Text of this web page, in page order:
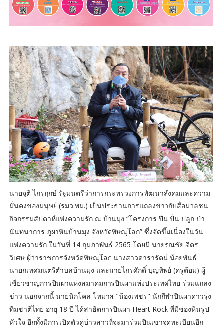
นายจุติ ไกรฤกษ์ รัฐมนตรีว่าการกระทรวงการพัฒนาสังคมและความ
มั่นคงของมนุษย์ (รมว.พม.) เป็นประธานการแถลงข่าวกับสื่อมวลชน
กิจกรรมสัปดาห์แห่งความรัก ณ บ้านมุง “โครงการ ปีน ปั่น ปลูก ป่า
นันทนาการ ภูผาหินบ้านมุง จังหวัดพิษณุโลก” ซึ่งจัดขึ้นเนื่องในวัน
แห่งความรัก ในวันที่ 14 กุมภาพันธ์ 2565 โดยมี นายรณชัย จิตร
วิเศษ ผู้ว่าราชการจังหวัดพิษณุโลก นางสาวดารารัตน์ น้อยพันธ์
นายกเทศมนตรีตำบลบ้านมุง และนายไกรศักดิ์ บุญทิพย์ (ครูต้อม) ผู้
เชี่ยวชาญการปืนผาแห่งสมาคมการปีนผาแห่งประเทศไทย ร่วมแถลง
ข่าว นอกจากนี้ นายนิกโคล โทมาส "น้องเพชร" นักกีฬาปีนผาดาวรุ่ง
ทีมชาติไทย อายุ 18 ปี ได้สาธิตการปีนผา Heart Rock ที่มีช่องหินรูป
หัวใจ อีกทั้งมีการเปิดตัวคู่บ่าวสาวที่จะมาร่วมปีนเขาจดทะเบียนอีก